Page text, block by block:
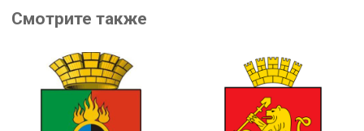
Смотрите также